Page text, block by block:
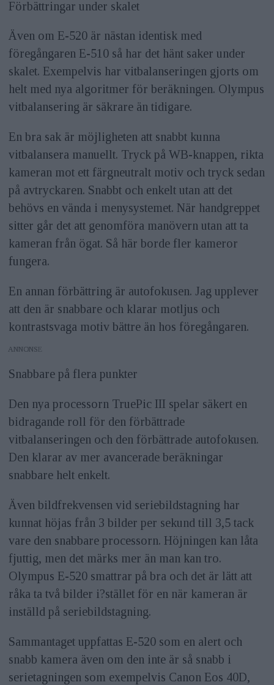
Förbättringar under skalet
Även om E-520 är nästan identisk med
föregångaren E-510 så har det hänt saker under
skalet. Exempelvis har vitbalanseringen gjorts om
helt med nya algoritmer för beräkningen. Olympus
vitbalansering är säkrare än tidigare.
En bra sak är möjligheten att snabbt kunna
vitbalansera manuellt. Tryck på WB-knappen, rikta
kameran mot ett färgneutralt motiv och tryck sedan
på avtryckaren. Snabbt och enkelt utan att det
behövs en vända i menysystemet. När handgreppet
sitter går det att genomföra manövern utan att ta
kameran från ögat. Så här borde fler kameror
fungera.
En annan förbättring är autofokusen. Jag upplever
att den är snabbare och klarar motljus och
kontrastsvaga motiv bättre än hos föregångaren.
ANNONS
Snabbare på flera punkter
Den nya processorn TruePic III spelar säkert en
bidragande roll för den förbättrade
vitbalanseringen och den förbättrade autofokusen.
Den klarar av mer avancerade beräkningar
snabbare helt enkelt.
Även bildfrekvensen vid seriebildstagning har
kunnat höjas från 3 bilder per sekund till 3,5 tack
vare den snabbare processorn. Höjningen kan låta
fjuttig, men det märks mer än man kan tro.
Olympus E-520 smattrar på bra och det är lätt att
råka ta två bilder i?stället för en när kameran är
inställd på seriebildstagning.
Sammantaget uppfattas E-520 som en alert och
snabb kamera även om den inte är så snabb i
serietagningen som exempelvis Canon Eos 40D,